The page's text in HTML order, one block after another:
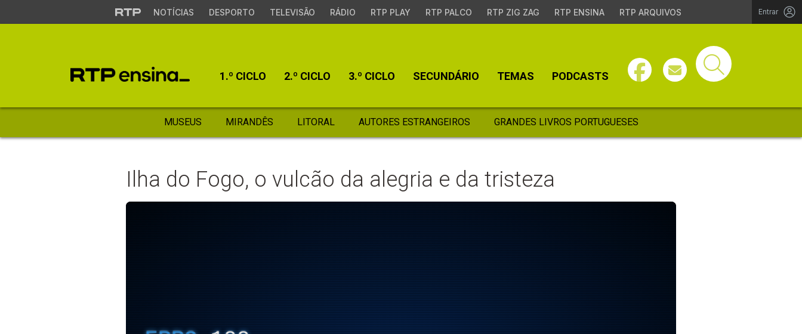
NOTÍCIAS DESPORTO TELEVISÃO RÁDIO RTP PLAY RTP PALCO RTP ZIG ZAG RTP ENSINA RTP ARQUIVOS Entrar
1.º CICLO 2.º CICLO 3.º CICLO SECUNDÁRIO TEMAS PODCASTS
MUSEUS MIRANDÊS LITORAL AUTORES ESTRANGEIROS GRANDES LIVROS PORTUGUESES
Ilha do Fogo, o vulcão da alegria e da tristeza